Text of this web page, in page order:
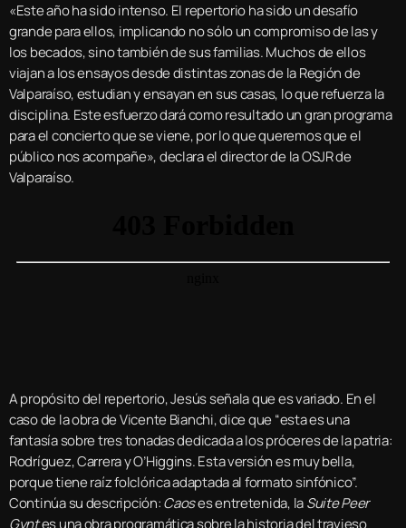
«Este año ha sido intenso. El repertorio ha sido un desafío
grande para ellos, implicando no sólo un compromiso de las y
los becados, sino también de sus familias. Muchos de ellos
viajan a los ensayos desde distintas zonas de la Región de
Valparaíso, estudian y ensayan en sus casas, lo que refuerza la
disciplina. Este esfuerzo dará como resultado un gran programa
para el concierto que se viene, por lo que queremos que el
público nos acompañe», declara el director de la OSJR de
Valparaíso.
A propósito del repertorio, Jesús señala que es variado. En el
caso de la obra de Vicente Bianchi, dice que “esta es una
fantasía sobre tres tonadas dedicada a los próceres de la patria:
Rodríguez, Carrera y O’Higgins. Esta versión es muy bella,
porque tiene raíz folclórica adaptada al formato sinfónico”.
Continúa su descripción:Caoses entretenida, laSuite Peer